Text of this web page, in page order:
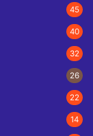
45
40
32
26
22
14